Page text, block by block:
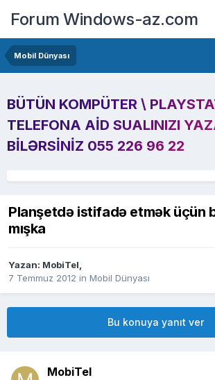
Forum Windows-az.com
Mobil Dünyası
BÜTÜN KOMPÜTER \
TELEFONA AID SUALINIZI
BILƏRSINIZ 055 226 96 22
Planşetdə istifadə etmək üçün
mışka
Yazan: MobiTel,
7 Temmuz 2012 in Mobil Dünyası
Bu konuya yanıt ver
MobiTel